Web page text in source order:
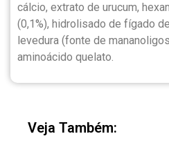
cálcio, extrato de urucum,
(0,1%), hidrolisado de fígado
levedura (fonte de
aminoácido quelato.
Veja Também: